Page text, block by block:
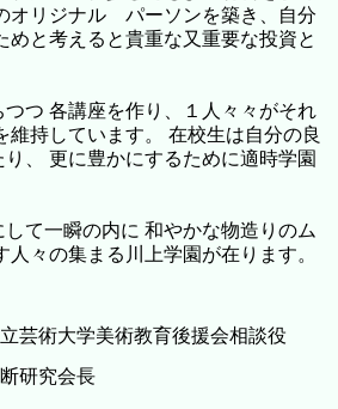
オリジナル パーソンを築き、自分
と考えると貴重な又重要な投資と
つ 各講座を作り、１人々々がそれ
持しています。 在校生は自分の良
、 更に豊かにするために適時学園
て一瞬の内に 和やかな物造りのム
々の集まる川上学園が在ります。
芸術大学美術教育後援会相談役
研究会長